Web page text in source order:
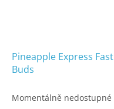
Pineapple Express Fast
Buds
Momentálně nedostupné